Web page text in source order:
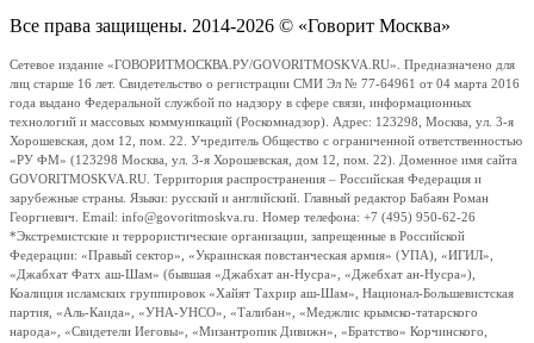
Все права защищены. 2014-2026 © «Говорит Москва»
Сетевое издание «ГОВОРИТМОСКВА.РУ/GOVORITMOSKVA.RU». Предназначено для
лиц старше 16 лет. Свидетельство о регистрации СМИ Эл № 77-64961 от 04 марта 2016
года выдано Федеральной службой по надзору в сфере связи, информационных
технологий и массовых коммуникаций (Роскомнадзор). Адрес: 123298, Москва, ул. 3-я
Хорошевская, дом 12, пом. 22. Учредитель Общество с ограниченной ответственностью
«РУ ФМ» (123298 Москва, ул. 3-я Хорошевская, дом 12, пом. 22). Доменное имя сайта
GOVORITMOSKVA.RU. Территория распространения – Российская Федерация и
зарубежные страны. Языки: русский и английский. Главный редактор Бабаян Роман
Георгиевич. Email: info@govoritmoskva.ru. Номер телефона: +7 (495) 950-62-26
*Экстремистские и террористические организации, запрещенные в Российской
Федерации: «Правый сектор», «Украинская повстанческая армия» (УПА), «ИГИЛ»,
«Джабхат Фатх аш-Шам» (бывшая «Джабхат ан-Нусра», «Джебхат ан-Нусра»),
Коалиция исламских группировок «Хайят Тахрир аш-Шам», Национал-Большевистская
партия, «Аль-Каида», «УНА-УНСО», «Талибан», «Меджлис крымско-татарского
народа», «Свидетели Иеговы», «Мизантропик Дивижн», «Братство» Корчинского,